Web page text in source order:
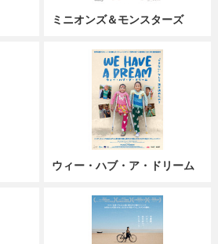
ミニオンズ＆モンスターズ
ウィー・ハブ・ア・ドリーム